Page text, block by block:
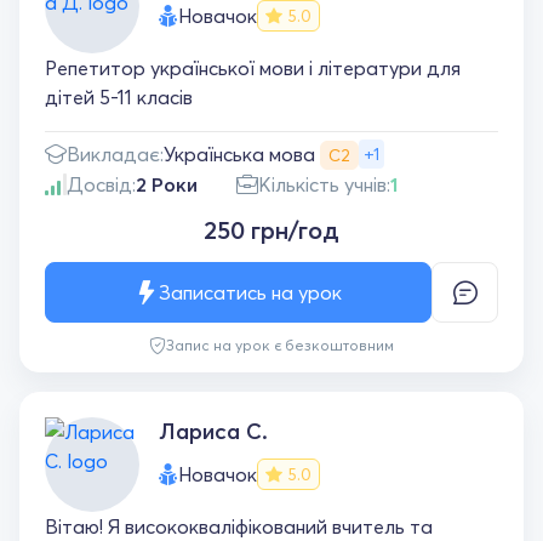
Новачок 5.0
Репетитор української мови і літератури для
дітей 5-11 класів
Викладає:Українська мова С2 +1
Досвід:2 Роки Кількість учнів:1
250 грн/год
Запис на урок є безкоштовним
Записатись на урок
Лариса С.
Новачок 5.0
Вітаю! Я висококваліфікований вчитель та